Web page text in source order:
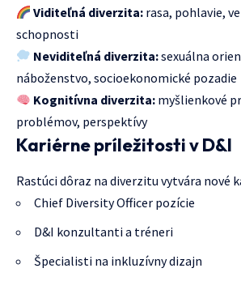
Viditeľná diverzita: rasa, pohlavie,
schopnosti
Neviditeľná diverzita:sexuálna
náboženstvo, socioekonomické pozadie
Kognitívna diverzita: myšlienkové
problémov, perspektívy
Kariérne príležitosti v D&I
Rastúci dôraz na diverzitu vytvára nové
Chief Diversity Officer pozície
D&I konzultanti a tréneri
Špecialisti na inkluzívny dizajn